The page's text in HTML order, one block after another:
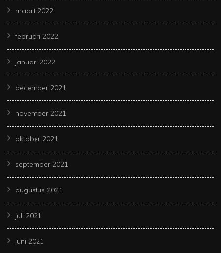
maart 2022
februari 2022
januari 2022
december 2021
november 2021
oktober 2021
september 2021
augustus 2021
juli 2021
juni 2021